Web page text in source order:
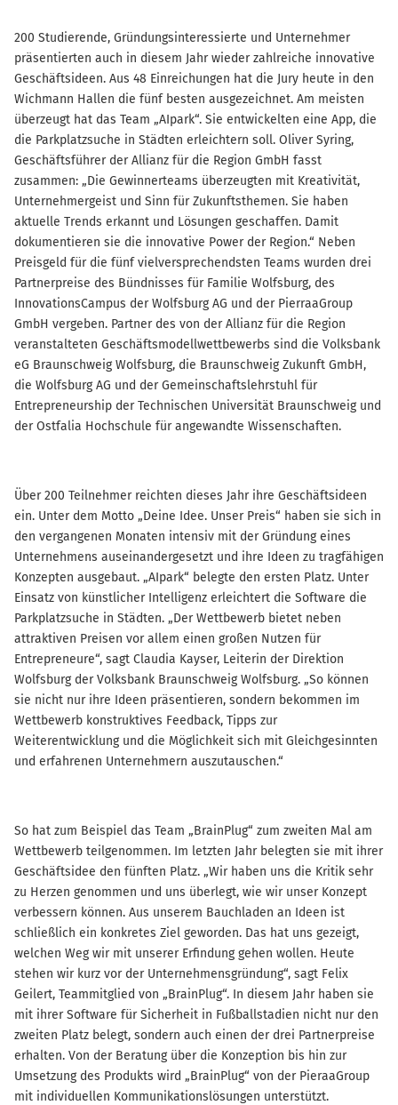
200 Studierende, Gründungsinteressierte und Unternehmer
präsentierten auch in diesem Jahr wieder zahlreiche innovative
Geschäftsideen. Aus 48 Einreichungen hat die Jury heute in den
Wichmann Hallen die fünf besten ausgezeichnet. Am meisten
überzeugt hat das Team „AIpark“. Sie entwickelten eine App, die
die Parkplatzsuche in Städten erleichtern soll. Oliver Syring,
Geschäftsführer der Allianz für die Region GmbH fasst
zusammen: „Die Gewinnerteams überzeugten mit Kreativität,
Unternehmergeist und Sinn für Zukunftsthemen. Sie haben
aktuelle Trends erkannt und Lösungen geschaffen. Damit
dokumentieren sie die innovative Power der Region.“ Neben
Preisgeld für die fünf vielversprechendsten Teams wurden drei
Partnerpreise des Bündnisses für Familie Wolfsburg, des
InnovationsCampus der Wolfsburg AG und der PierraaGroup
GmbH vergeben. Partner des von der Allianz für die Region
veranstalteten Geschäftsmodellwettbewerbs sind die Volksbank
eG Braunschweig Wolfsburg, die Braunschweig Zukunft GmbH,
die Wolfsburg AG und der Gemeinschaftslehrstuhl für
Entrepreneurship der Technischen Universität Braunschweig und
der Ostfalia Hochschule für angewandte Wissenschaften.
Über 200 Teilnehmer reichten dieses Jahr ihre Geschäftsideen
ein. Unter dem Motto „Deine Idee. Unser Preis“ haben sie sich in
den vergangenen Monaten intensiv mit der Gründung eines
Unternehmens auseinandergesetzt und ihre Ideen zu tragfähigen
Konzepten ausgebaut. „AIpark“ belegte den ersten Platz. Unter
Einsatz von künstlicher Intelligenz erleichtert die Software die
Parkplatzsuche in Städten. „Der Wettbewerb bietet neben
attraktiven Preisen vor allem einen großen Nutzen für
Entrepreneure“, sagt Claudia Kayser, Leiterin der Direktion
Wolfsburg der Volksbank Braunschweig Wolfsburg. „So können
sie nicht nur ihre Ideen präsentieren, sondern bekommen im
Wettbewerb konstruktives Feedback, Tipps zur
Weiterentwicklung und die Möglichkeit sich mit Gleichgesinnten
und erfahrenen Unternehmern auszutauschen.“
So hat zum Beispiel das Team „BrainPlug“ zum zweiten Mal am
Wettbewerb teilgenommen. Im letzten Jahr belegten sie mit ihrer
Geschäftsidee den fünften Platz. „Wir haben uns die Kritik sehr
zu Herzen genommen und uns überlegt, wie wir unser Konzept
verbessern können. Aus unserem Bauchladen an Ideen ist
schließlich ein konkretes Ziel geworden. Das hat uns gezeigt,
welchen Weg wir mit unserer Erfindung gehen wollen. Heute
stehen wir kurz vor der Unternehmensgründung“, sagt Felix
Geilert, Teammitglied von „BrainPlug“. In diesem Jahr haben sie
mit ihrer Software für Sicherheit in Fußballstadien nicht nur den
zweiten Platz belegt, sondern auch einen der drei Partnerpreise
erhalten. Von der Beratung über die Konzeption bis hin zur
Umsetzung des Produkts wird „BrainPlug“ von der PieraaGroup
mit individuellen Kommunikationslösungen unterstützt.